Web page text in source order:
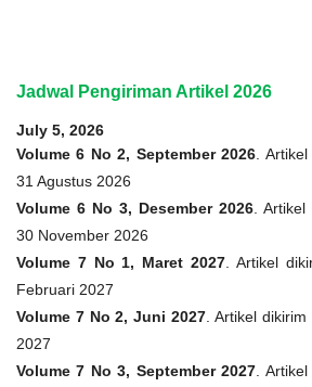
Jadwal Pengiriman Artikel 2026
July 5, 2026
Volume 6 No 2, September 2026 .
31 Agustus 2026
Volume 6 No 3, Desember 2026 .
30 November 2026
Volume 7 No 1, Maret 2027 . Artikel
Februari 2027
Volume 7 No 2, Juni 2027 . Artikel dikirim
2027
Volume 7 No 3, September 2027 .